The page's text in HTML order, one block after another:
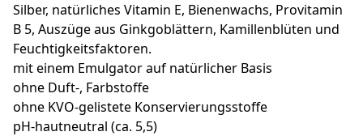
Silber, natürliches Vitamin E, Bienenwachs, Provitamin
B 5, Auszüge aus Ginkgoblättern, Kamillenblüten und
Feuchtigkeitsfaktoren.
mit einem Emulgator auf natürlicher Basis
ohne Duft-, Farbstoffe
ohne KVO-gelistete Konservierungsstoffe
pH-hautneutral (ca. 5,5)